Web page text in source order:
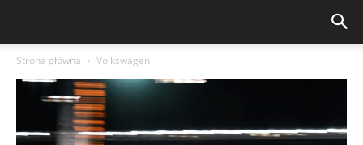
Strona główna Volkswagen